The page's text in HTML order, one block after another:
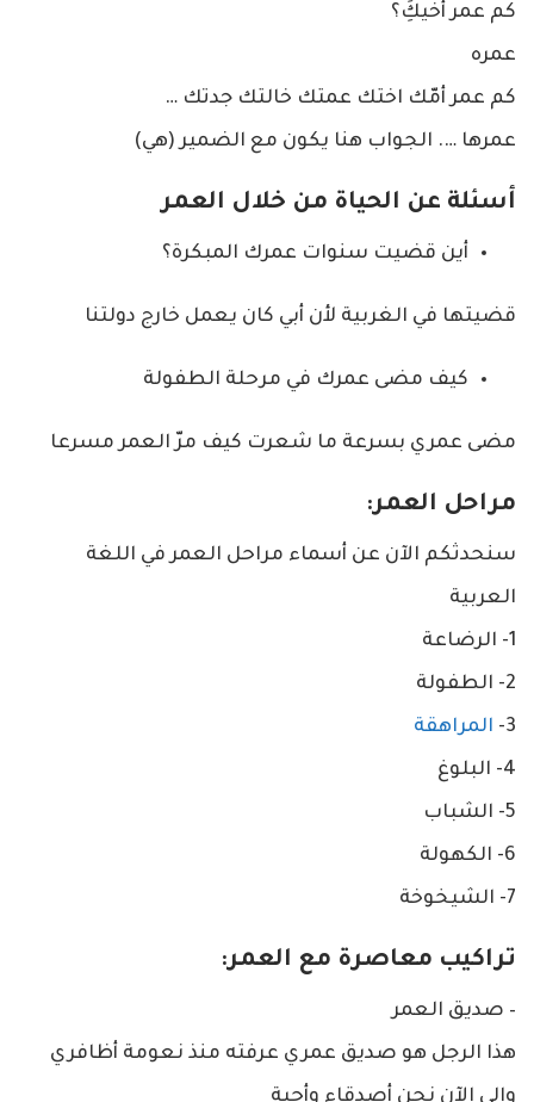
كم عمر أخيكَِ؟
عمره
كم عمر أمّك اختك عمتك خالتك جدتك …
عمرها …. الجواب هنا يكون مع الضمير (هي)
أسئلة عن الحياة من خلال العمر
أين قضيت سنوات عمرك المبكرة؟
قضيتها في الغربية لأن أبي كان يعمل خارج دولتنا
كيف مضى عمرك في مرحلة الطفولة
مضى عمري بسرعة ما شعرت كيف مرّ العمر مسرعا
مراحل العمر:
سنحدثكم الآن عن أسماء مراحل العمر في اللغة
العربية
1- الرضاعة
2- الطفولة
3-
المراهقة
4- البلوغ
5- الشباب
6- الكهولة
7- الشيخوخة
تراكيب معاصرة مع العمر:
– صديق العمر
هذا الرجل هو صديق عمري عرفته منذ نعومة أظافري
وإلى الآن نحن أصدقاء وأحبة